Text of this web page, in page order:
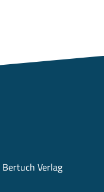
Verlag